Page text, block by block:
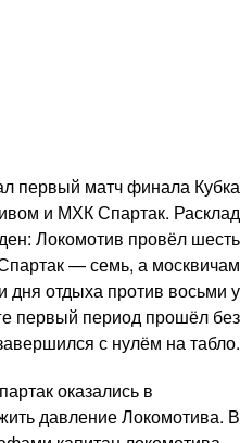
первый матч финала Кубка
и МХК Спартак. Расклад
Локомотив провёл шесть
— семь, а москвичам
дня отдыха против восьми у
первый период прошёл без
с нулём на табло.
оказались в
давление Локомотива. В